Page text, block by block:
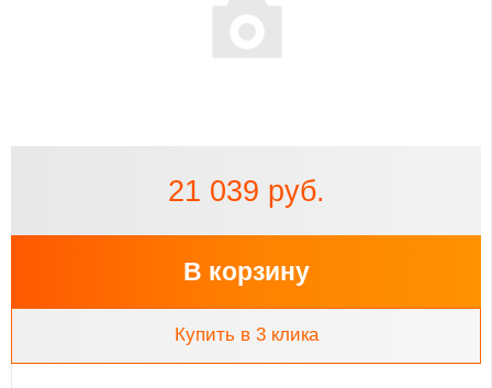
21 039 руб.
В корзину
Купить в 3 клика